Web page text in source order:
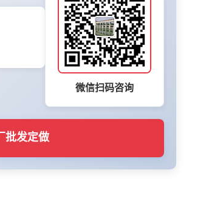
微信扫码咨询
批发定做